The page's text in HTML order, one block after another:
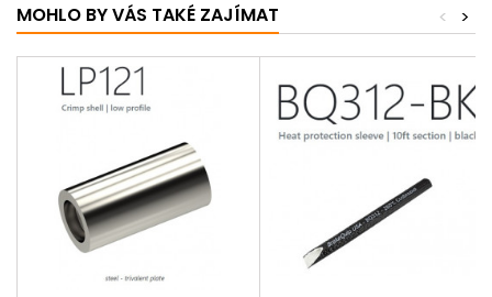
MOHLO BY VÁS TAKÉ ZAJÍMAT >
<